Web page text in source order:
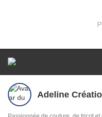
Adeline